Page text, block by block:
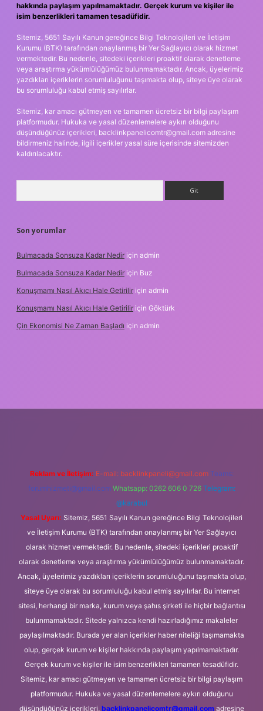
hakkında paylaşım yapılmamaktadır. Gerçek kurum ve kişiler ile
isim benzerlikleri tamamen tesadüfidir.
Sitemiz, 5651 Sayılı Kanun gereğince Bilgi Teknolojileri ve İletişim
Kurumu (BTK) tarafından onaylanmış bir Yer Sağlayıcı olarak hizmet
vermektedir. Bu nedenle, sitedeki içerikleri proaktif olarak denetleme
veya araştırma yükümlülüğümüz bulunmamaktadır. Ancak, üyelerimiz
yazdıkları içeriklerin sorumluluğunu taşımakta olup, siteye üye olarak
bu sorumluluğu kabul etmiş sayılırlar.
Sitemiz, kar amacı gütmeyen ve tamamen ücretsiz bir bilgi paylaşım
platformudur. Hukuka ve yasal düzenlemelere aykırı olduğunu
düşündüğünüz içerikleri, backlinkpanelicomtr@gmail.com adresine
bildirmeniz halinde, ilgili içerikler yasal süre içerisinde sitemizden
kaldırılacaktır.
Son yorumlar
Bulmacada Sonsuza Kadar Nedir için admin
Bulmacada Sonsuza Kadar Nedir için Buz
Konuşmamı Nasıl Akıcı Hale Getirilir için admin
Konuşmamı Nasıl Akıcı Hale Getirilir için Göktürk
Çin Ekonomisi Ne Zaman Başladı için admin
Reklam ve İletişim: E-mail: backlinkpaneli@gmail.com Teams:
forumhizmeti@gmail.com Whatsapp: 0262 606 0 726 Telegram:
@karabul
Yasal Uyarı: Sitemiz, 5651 Sayılı Kanun gereğince Bilgi Teknolojileri
ve İletişim Kurumu (BTK) tarafından onaylanmış bir Yer Sağlayıcı
olarak hizmet vermektedir. Bu nedenle, sitedeki içerikleri proaktif
olarak denetleme veya araştırma yükümlülüğümüz bulunmamaktadır.
Ancak, üyelerimiz yazdıkları içeriklerin sorumluluğunu taşımakta olup,
siteye üye olarak bu sorumluluğu kabul etmiş sayılırlar. Bu internet
sitesi, herhangi bir marka, kurum veya şahıs şirketi ile hiçbir bağlantısı
bulunmamaktadır. Sitede yalnızca kendi hazırladığımız makaleler
paylaşılmaktadır. Burada yer alan içerikler haber niteliği taşımamakta
olup, gerçek kurum ve kişiler hakkında paylaşım yapılmamaktadır.
Gerçek kurum ve kişiler ile isim benzerlikleri tamamen tesadüfidir.
Sitemiz, kar amacı gütmeyen ve tamamen ücretsiz bir bilgi paylaşım
platformudur. Hukuka ve yasal düzenlemelere aykırı olduğunu
düşündüğünüz içerikleri, backlinkpanelicomtr@gmail.comadresine